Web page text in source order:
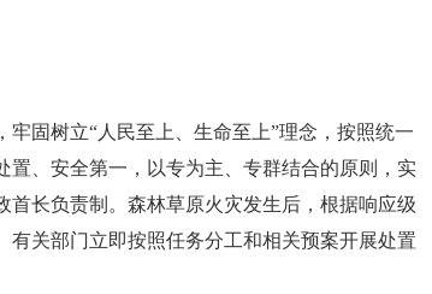
牢固树立“人民至上、生命至上”理念，按照统一
置、安全第一，以专为主、专群结合的原则，实
首长负责制。森林草原火灾发生后，根据响应级
有关部门立即按照任务分工和相关预案开展处置